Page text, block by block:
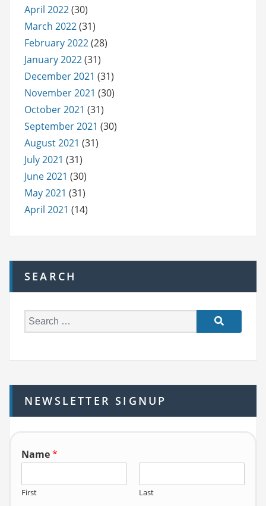
April 2022(30)
March 2022(31)
February 2022(28)
January 2022(31)
December 2021 (31)
November 2021 (30)
October 2021 (31)
September 2021 (30)
August 2021 (31)
July 2021 (31)
June 2021 (30)
May 2021 (31)
April 2021 (14)
SEARCH
e
h
f
o
NEWSLETTER SIGNUP
Name*
First Last